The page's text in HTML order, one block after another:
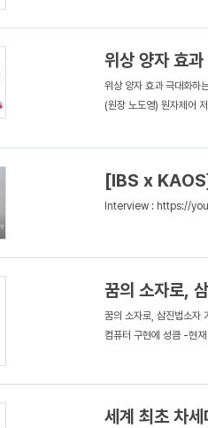
위상 양자 효
위상 양자 효과 극대화하
(원장 노도영) 원자제어
[IBS x
Interview : https://
꿈의 소자로,
꿈의 소자로, 삼진법소자
컴퓨터 구현에 성큼 -현
세계 최초 차